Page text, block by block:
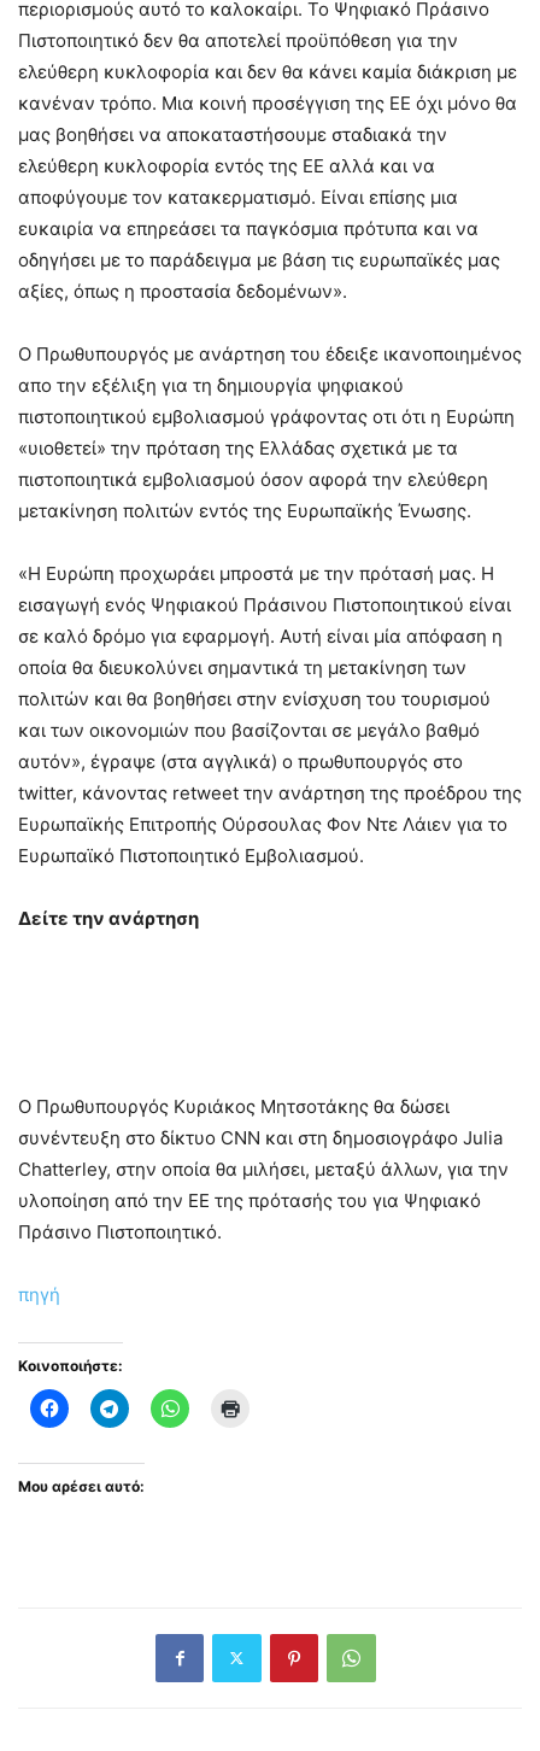
περιορισμούς αυτό το καλοκαίρι. Το Ψηφιακό Πράσινο
Πιστοποιητικό δεν θα αποτελεί προϋπόθεση για την
ελεύθερη κυκλοφορία και δεν θα κάνει καμία διάκριση με
κανέναν τρόπο. Μια κοινή προσέγγιση της ΕΕ όχι μόνο θα
μας βοηθήσει να αποκαταστήσουμε σταδιακά την
ελεύθερη κυκλοφορία εντός της ΕΕ αλλά και να
αποφύγουμε τον κατακερματισμό. Είναι επίσης μια
ευκαιρία να επηρεάσει τα παγκόσμια πρότυπα και να
οδηγήσει με το παράδειγμα με βάση τις ευρωπαϊκές μας
αξίες, όπως η προστασία δεδομένων».
Ο Πρωθυπουργός με ανάρτηση του έδειξε ικανοποιημένος
απο την εξέλιξη για τη δημιουργία ψηφιακού
πιστοποιητικού εμβολιασμού γράφοντας οτι ότι η Ευρώπη
«υιοθετεί» την πρόταση της Ελλάδας σχετικά με τα
πιστοποιητικά εμβολιασμού όσον αφορά την ελεύθερη
μετακίνηση πολιτών εντός της Ευρωπαϊκής Ένωσης.
«Η Ευρώπη προχωράει μπροστά με την πρότασή μας. Η
εισαγωγή ενός Ψηφιακού Πράσινου Πιστοποιητικού είναι
σε καλό δρόμο για εφαρμογή. Αυτή είναι μία απόφαση η
οποία θα διευκολύνει σημαντικά τη μετακίνηση των
πολιτών και θα βοηθήσει στην ενίσχυση του τουρισμού
και των οικονομιών που βασίζονται σε μεγάλο βαθμό
αυτόν», έγραψε (στα αγγλικά) ο πρωθυπουργός στο
twitter, κάνοντας retweet την ανάρτηση της προέδρου της
Ευρωπαϊκής Επιτροπής Ούρσουλας Φον Ντε Λάιεν για το
Ευρωπαϊκό Πιστοποιητικό Εμβολιασμού.
Δείτε την ανάρτηση
Ο Πρωθυπουργός Κυριάκος Μητσοτάκης θα δώσει
συνέντευξη στο δίκτυο CNN και στη δημοσιογράφο Julia
Chatterley, στην οποία θα μιλήσει, μεταξύ άλλων, για την
υλοποίηση από την ΕΕ της πρότασής του για Ψηφιακό
Πράσινο Πιστοποιητικό.
πηγή
Κοινοποιήστε:
Μου αρέσει αυτό: